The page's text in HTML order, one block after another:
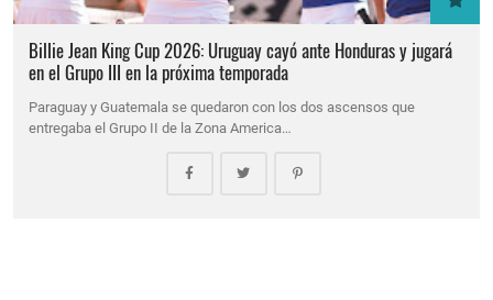
Billie Jean King Cup 2026: Uruguay cayó ante Honduras y jugará
en el Grupo III en la próxima temporada
Paraguay y Guatemala se quedaron con los dos ascensos que
entregaba el Grupo II de la Zona America…